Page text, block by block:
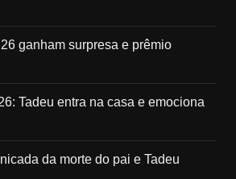
ganham surpresa e prêmio
Tadeu entra na casa e emociona
da morte do pai e Tadeu